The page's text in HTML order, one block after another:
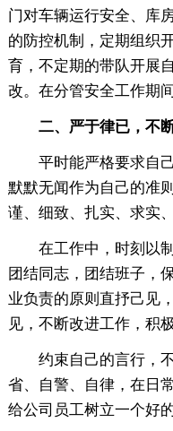
门对车辆运行安全、库
的防控机制，定期组织
育，不定期的带队开展
改。在分管安全工作期
二、严于律已，不断
平时能严格要求自己
默默无闻作为自己的准
谨、细致、扎实、求实
在工作中，时刻以制
团结同志，团结班子，
业负责的原则直抒己见
见，不断改进工作，积
约束自己的言行，不
省、自警、自律，在日
给公司员工树立一个好